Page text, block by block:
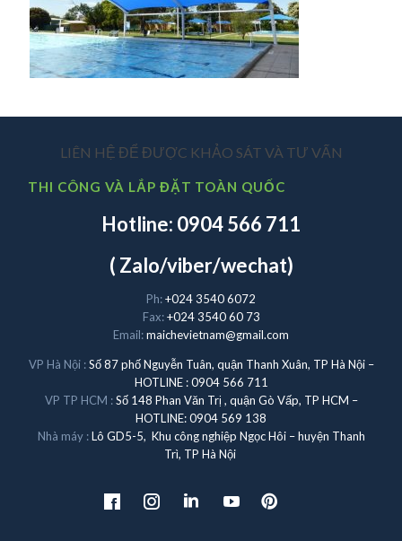
LIÊN HỆ ĐỂ ĐƯỢC KHẢO SÁT VÀ TƯ VẤN
THI CÔNG VÀ LẮP ĐẶT TOÀN QUỐC
Hotline: 0904 566 711
( Zalo/viber/wechat)
Ph:+024 3540 6072
Fax:+024 3540 60 73
Email:maichevietnam@gmail.com
VP Hà Nội :Số 87 phố Nguyễn Tuân, quận Thanh Xuân, TP Hà Nội –
HOTLINE : 0904 566 711
VP TP HCM :Số 148 Phan Văn Trị , quận Gò Vấp, TP HCM –
HOTLINE: 0904 569 138
Nhà máy :Lô GD5-5, Khu công nghiệp Ngọc Hôi – huyện Thanh
Trì, TP Hà Nội